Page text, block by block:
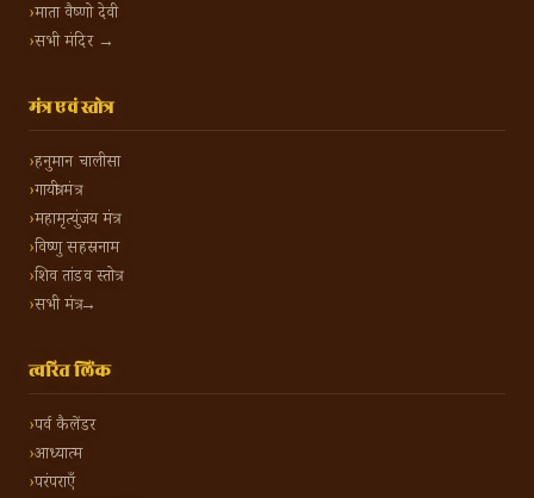
माता वैष्णो देवी
सभी मंदिर →
मंत्र एवं स्तोत्र
हनुमान चालीसा
गायत्री मंत्र
महामृत्युंजय मंत्र
विष्णु सहस्रनाम
शिव तांडव स्तोत्र
सभी मंत्र →
त्वरित लिंक
पर्व कैलेंडर
आध्यात्म
परंपराएँ